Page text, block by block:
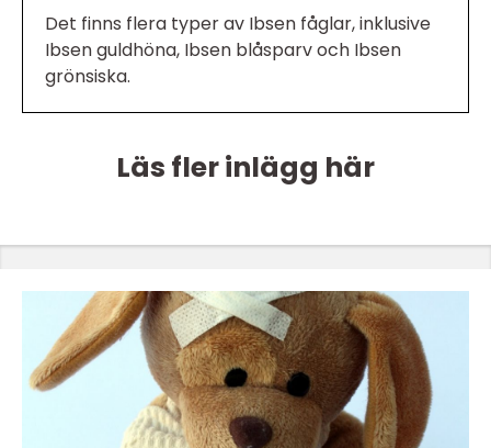
Det finns flera typer av Ibsen fåglar, inklusive
Ibsen guldhöna, Ibsen blåsparv och Ibsen
grönsiska.
Läs fler inlägg här